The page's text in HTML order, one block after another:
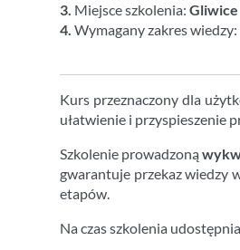
3. Miejsce szkolenia: Gliwice
4. Wymagany zakres
Kurs przeznaczony dla
ułatwienie i przyspieszenie
Szkolenie prowadzoną
gwarantuje przekaz wiedzy
etapów.
Na czas szkolenia